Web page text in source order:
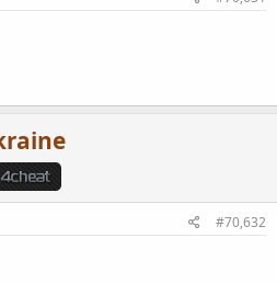
#70,632